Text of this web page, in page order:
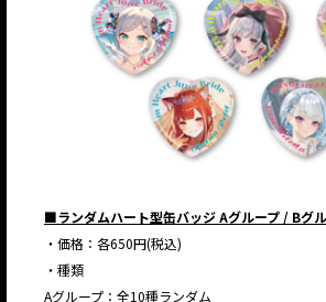
■ランダムハート型缶バッジ Aグループ / Bグ
・価格：各650円(税込)
・種類
Aグループ：全10種ランダム